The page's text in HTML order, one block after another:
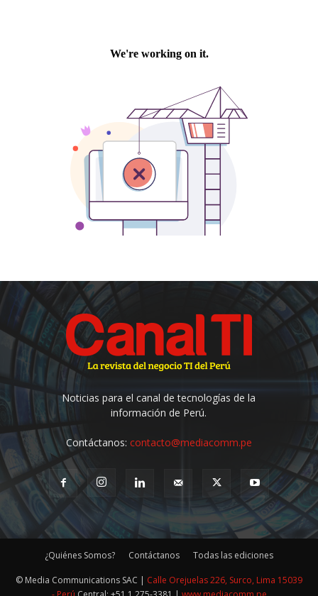
Noticias para el canal de tecnologías de la
información de Perú.
Contáctanos: contacto@mediacomm.pe
¿Quiénes Somos? Contáctanos Todas las ediciones
© Media Communications SAC | Calle Orejuelas 226, Surco, Lima 15039